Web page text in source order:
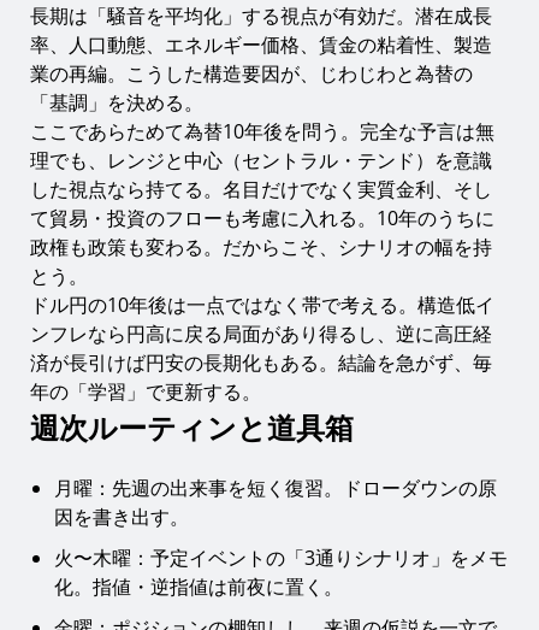
長期は「騒音を平均化」する視点が有効だ。潜在成長
率、人口動態、エネルギー価格、賃金の粘着性、製造
業の再編。こうした構造要因が、じわじわと為替の
「基調」を決める。
ここであらためて為替10年後を問う。完全な予言は無
理でも、レンジと中心（セントラル・テンド）を意識
した視点なら持てる。名目だけでなく実質金利、そし
て貿易・投資のフローも考慮に入れる。10年のうちに
政権も政策も変わる。だからこそ、シナリオの幅を持
とう。
ドル円の10年後は一点ではなく帯で考える。構造低イ
ンフレなら円高に戻る局面があり得るし、逆に高圧経
済が長引けば円安の長期化もある。結論を急がず、毎
年の「学習」で更新する。
週次ルーティンと道具箱
月曜：先週の出来事を短く復習。ドローダウンの原
因を書き出す。
火〜木曜：予定イベントの「3通りシナリオ」をメモ
化。指値・逆指値は前夜に置く。